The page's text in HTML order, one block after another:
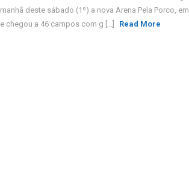
manhã deste sábado (1º) a nova Arena Pela Porco,
e chegou a 46 campos com g [...]
Read More